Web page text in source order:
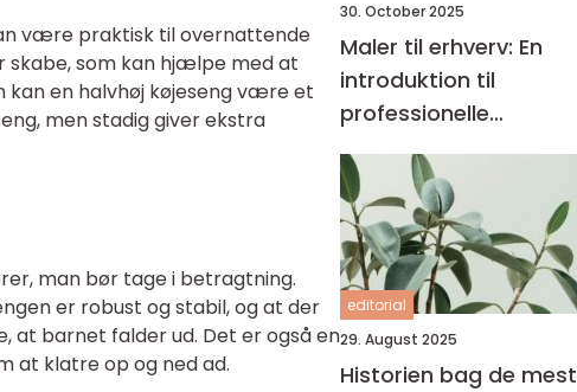
være praktisk til overnattende
som kan hjælpe med at
kan en halvhøj køjeseng være et
men stadig giver ekstra
man bør tage i betragtning.
er robust og stabil, og at der
at barnet falder ud. Det er også en
at klatre op og ned ad.
30. October 2025
Maler til erhverv: En
introduktion til
professionelle
malerløsninger
editorial
29. August 2025
Historien bag de mest